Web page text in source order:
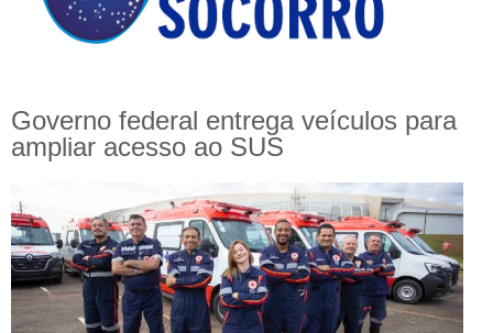
Governo federal entrega veículos para
ampliar acesso ao SUS